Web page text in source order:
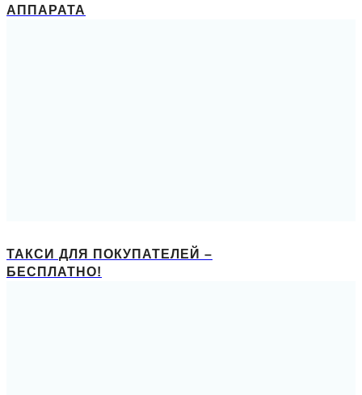
АППАРАТА
ТАКСИ ДЛЯ ПОКУПАТЕЛЕЙ –
БЕСПЛАТНО!